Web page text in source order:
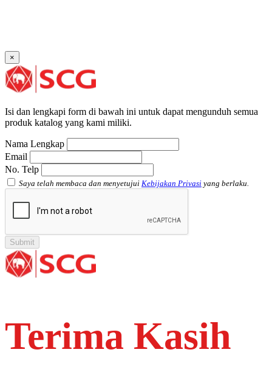
Plug SCG AW
Shinkolite
Atap Akrilik Shinkolite Shade
×
Isi dan lengkapi form di bawah ini untuk dapat mengunduh semua
produk katalog yang kami miliki.
Nama Lengkap
Email
No. Telp
Saya telah membaca dan menyetujui Kebijakan Privasi yang berlaku.
Terima Kasih